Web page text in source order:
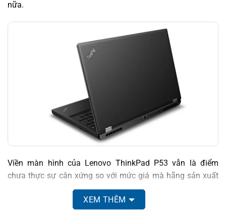
nữa.
Viền màn hình của Lenovo ThinkPad P53 vẫn là điểm
chưa thực sự cân xứng so với mức giá mà hãng sản xuất
đã đề ra. Viền màn hình vẫn dày, tuy nhiên cũng có thể
thông cảm cho hãng vì thiết kế này dùng để đỡ tấm nền
XEM THÊM